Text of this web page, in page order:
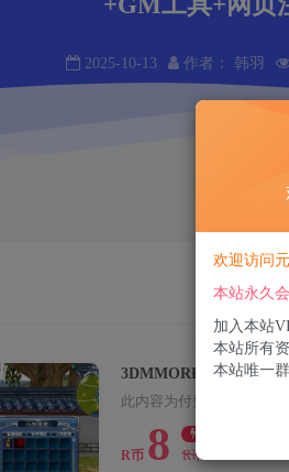
2025-10-13 作者： 韩羽
此内容为付费资源，请付
R币 8 R币
欢迎访问
本站永久
加入本站
本站所有
本站唯一